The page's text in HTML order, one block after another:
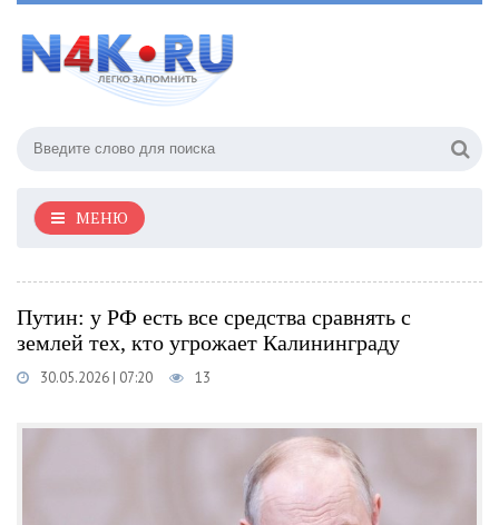
МЕНЮ
Путин: у РФ есть все средства сравнять с
землей тех, кто угрожает Калининграду
30.05.2026 | 07:20 13